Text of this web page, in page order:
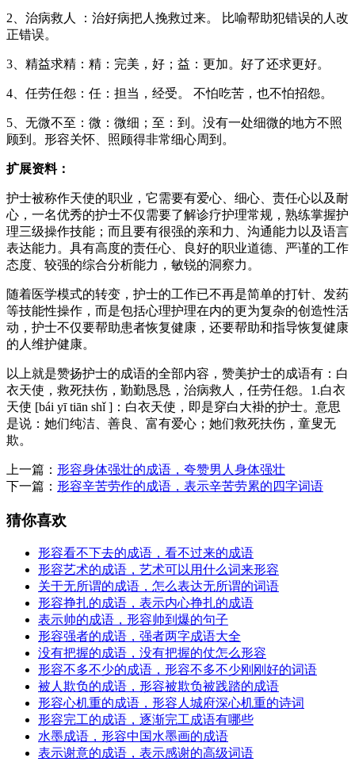
2、治病救人 ：治好病把人挽救过来。 比喻帮助犯错误的人改
正错误。
3、精益求精：精：完美，好；益：更加。好了还求更好。
4、任劳任怨：任：担当，经受。 不怕吃苦，也不怕招怨。
5、无微不至：微：微细；至：到。没有一处细微的地方不照
顾到。形容关怀、照顾得非常细心周到。
扩展资料：
护士被称作天使的职业，它需要有爱心、细心、责任心以及耐
心，一名优秀的护士不仅需要了解诊疗护理常规，熟练掌握护
理三级操作技能；而且要有很强的亲和力、沟通能力以及语言
表达能力。具有高度的责任心、良好的职业道德、严谨的工作
态度、较强的综合分析能力，敏锐的洞察力。
随着医学模式的转变，护士的工作已不再是简单的打针、发药
等技能性操作，而是包括心理护理在内的更为复杂的创造性活
动，护士不仅要帮助患者恢复健康，还要帮助和指导恢复健康
的人维护健康。
以上就是赞扬护士的成语的全部内容，赞美护士的成语有：白
衣天使，救死扶伤，勤勤恳恳，治病救人，任劳任怨。1.白衣
天使 [bái yī tiān shǐ ]：白衣天使，即是穿白大褂的护士。意思
是说：她们纯洁、善良、富有爱心；她们救死扶伤，童叟无
欺。
上一篇： 形容身体强壮的成语，夸赞男人身体强壮
下一篇： 形容辛苦劳作的成语，表示辛苦劳累的四字词语
猜你喜欢
形容看不下去的成语，看不过来的成语
形容艺术的成语，艺术可以用什么词来形容
关于无所谓的成语，怎么表达无所谓的词语
形容挣扎的成语，表示内心挣扎的成语
表示帅的成语，形容帅到爆的句子
形容强者的成语，强者两字成语大全
没有把握的成语，没有把握的仗怎么形容
形容不多不少的成语，形容不多不少刚刚好的词语
被人欺负的成语，形容被欺负被践踏的成语
形容心机重的成语，形容人城府深心机重的诗词
形容完工的成语，逐渐完工成语有哪些
水墨成语，形容中国水墨画的成语
表示谢意的成语，表示感谢的高级词语